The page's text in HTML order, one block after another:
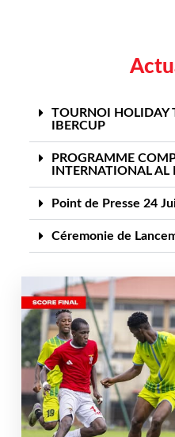
TOURNOI HOLIDAY
IBERCUP
PROGRAMME
INTERNATIONAL AL
Point de Presse 24
Céremonie de